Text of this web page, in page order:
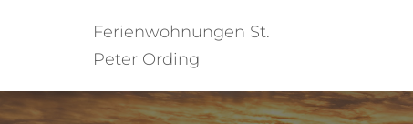
Ferienwohnungen St.
Peter Ording